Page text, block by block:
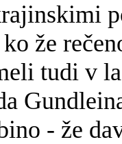
že
tudi v
- že